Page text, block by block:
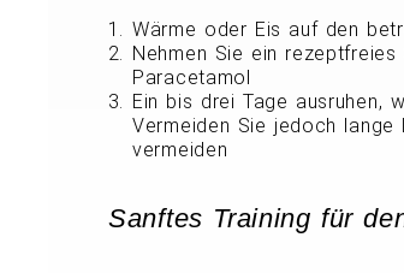
Wärme oder Eis auf den
Nehmen Sie ein
Paracetamol
Ein bis drei Tage ausruhen,
Vermeiden Sie jedoch lange
vermeiden
Sanftes Training für